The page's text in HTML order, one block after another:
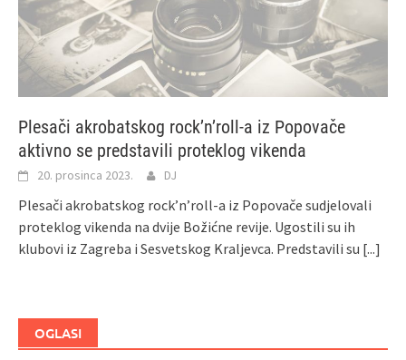
Plesači akrobatskog rock’n’roll-a iz Popovače
aktivno se predstavili proteklog vikenda
20. prosinca 2023. DJ
Plesači akrobatskog rock’n’roll-a iz Popovače sudjelovali
proteklog vikenda na dvije Božićne revije. Ugostili su ih
klubovi iz Zagreba i Sesvetskog Kraljevca. Predstavili su [...]
OGLASI